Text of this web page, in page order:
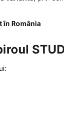
în România